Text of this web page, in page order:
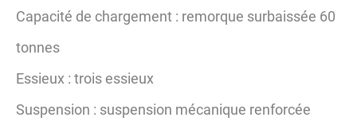
Capacité de chargement : remorque surbaissée 60
tonnes
Essieux : trois essieux
Suspension : suspension mécanique renforcée